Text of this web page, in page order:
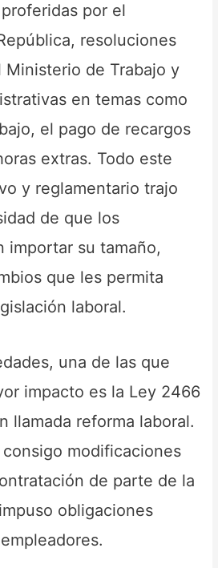
por el
resoluciones
Ministerio de Trabajo y
en temas como
el pago de recargos
extras. Todo este
y reglamentario trajo
de que los
importar su tamaño,
que les permita
laboral.
una de las que
impacto es la Ley 2466
llamada reforma laboral.
modificaciones
de parte de la
obligaciones